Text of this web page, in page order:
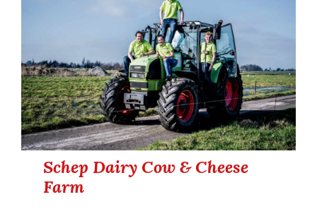
Schep Dairy Cow & Cheese
Farm